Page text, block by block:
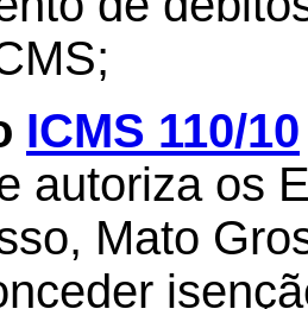
ICMS 110/10
autoriza os
Mato